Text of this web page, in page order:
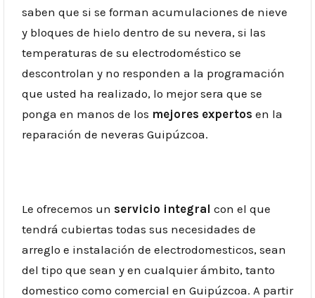
saben que si se forman acumulaciones de nieve
y bloques de hielo dentro de su nevera, si las
temperaturas de su electrodoméstico se
descontrolan y no responden a la programación
que usted ha realizado, lo mejor sera que se
ponga en manos de los mejores expertos en la
reparación de neveras Guipúzcoa.
Le ofrecemos un servicio integral con el que
tendrá cubiertas todas sus necesidades de
arreglo e instalación de electrodomesticos, sean
del tipo que sean y en cualquier ámbito, tanto
domestico como comercial en Guipúzcoa. A partir